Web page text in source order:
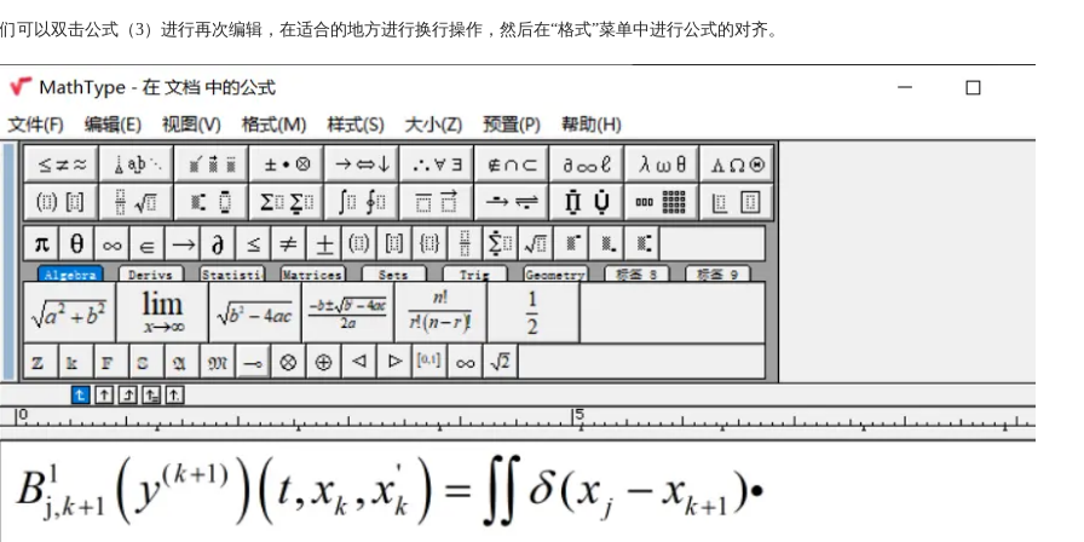
可以双击公式（3）进行再次编辑，在适合的地方进行换行操作，然后在“格式”菜单中进行公式的对齐。